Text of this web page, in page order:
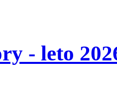
- leto